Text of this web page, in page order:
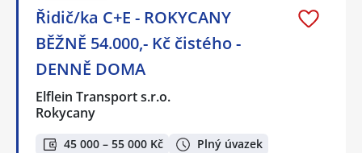
Řidič/ka C+E - ROKYCANY
BĚŽNĚ 54.000,- Kč čistého -
DENNĚ DOMA
Elflein Transport s.r.o.
Rokycany
45 000 – 55 000 Kč
Plný úvazek